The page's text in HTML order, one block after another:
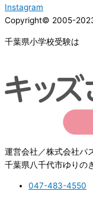
Instagram
Copyright© 2005-
千葉県小学校受験は
運営会社／株式会社パ
千葉県八千代市ゆりの
047-483-4550